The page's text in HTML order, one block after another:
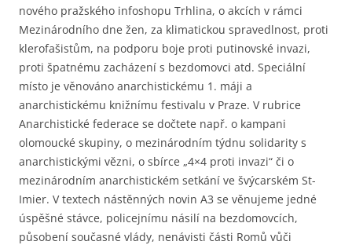
nového pražského infoshopu Trhlina, o akcích v rámci
Mezinárodního dne žen, za klimatickou spravedlnost, proti
klerofašistům, na podporu boje proti putinovské invazi,
proti špatnému zacházení s bezdomovci atd. Speciální
místo je věnováno anarchistickému 1. máji a
anarchistickému knižnímu festivalu v Praze. V rubrice
Anarchistické federace se dočtete např. o kampani
olomoucké skupiny, o mezinárodním týdnu solidarity s
anarchistickými vězni, o sbírce „4×4 proti invazi“ či o
mezinárodním anarchistickém setkání ve švýcarském St-
Imier. V textech nástěnných novin A3 se věnujeme jedné
úspěšné stávce, policejnímu násilí na bezdomovcích,
působení současné vlády, nenávisti části Romů vůči